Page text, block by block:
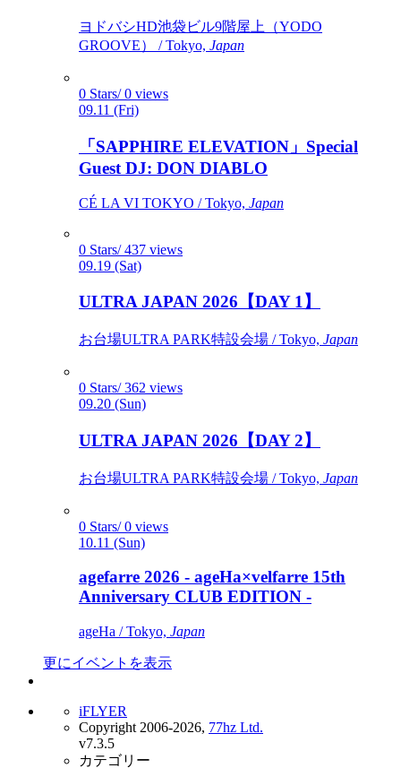
ヨドバシHD池袋ビル9階屋上（YODO
GROOVE） / Tokyo, Japan
0 Stars/ 0 views
09.11 (Fri)
「SAPPHIRE ELEVATION」Special
Guest DJ: DON DIABLO
CÉ LA VI TOKYO / Tokyo, Japan
0 Stars/ 437 views
09.19 (Sat)
ULTRA JAPAN 2026【DAY 1】
お台場ULTRA PARK特設会場 / Tokyo, Japan
0 Stars/ 362 views
09.20 (Sun)
ULTRA JAPAN 2026【DAY 2】
お台場ULTRA PARK特設会場 / Tokyo, Japan
0 Stars/ 0 views
10.11 (Sun)
agefarre 2026 - ageHa×velfarre 15th
Anniversary CLUB EDITION -
ageHa / Tokyo, Japan
更にイベントを表示
iFLYER
Copyright 2006-2026, 77hz Ltd.
v7.3.5
カテゴリー